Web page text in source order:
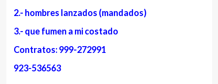
2.- hombres lanzados (mandados)
3.- que fumen a mi costado
Contratos: 999-272991
923-536563